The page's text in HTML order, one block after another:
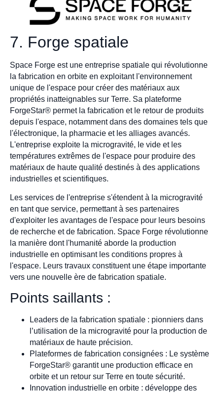
7. Forge spatiale
Space Forge est une entreprise spatiale qui révolutionne
la fabrication en orbite en exploitant l'environnement
unique de l'espace pour créer des matériaux aux
propriétés inatteignables sur Terre. Sa plateforme
ForgeStar® permet la fabrication et le retour de produits
depuis l'espace, notamment dans des domaines tels que
l'électronique, la pharmacie et les alliages avancés.
L'entreprise exploite la microgravité, le vide et les
températures extrêmes de l'espace pour produire des
matériaux de haute qualité destinés à des applications
industrielles et scientifiques.
Les services de l'entreprise s'étendent à la microgravité
en tant que service, permettant à ses partenaires
d'exploiter les avantages de l'espace pour leurs besoins
de recherche et de fabrication. Space Forge révolutionne
la manière dont l'humanité aborde la production
industrielle en optimisant les conditions propres à
l'espace. Leurs travaux constituent une étape importante
vers une nouvelle ère de fabrication spatiale.
Points saillants :
Leaders de la fabrication spatiale : pionniers dans
l’utilisation de la microgravité pour la production de
matériaux de haute précision.
Plateformes de fabrication consignées : Le système
ForgeStar® garantit une production efficace en
orbite et un retour sur Terre en toute sécurité.
Innovation industrielle en orbite : développe des